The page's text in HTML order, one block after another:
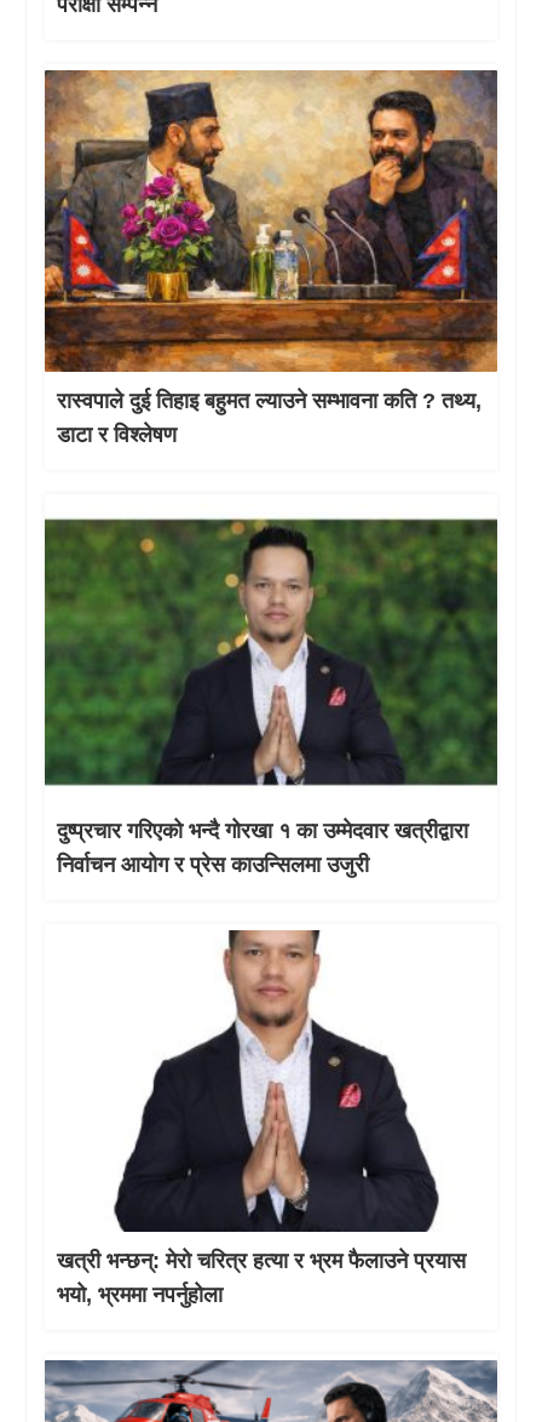
परीक्षा सम्पन्न
रास्वपाले दुई तिहाइ बहुमत ल्याउने सम्भावना कति ? तथ्य,
डाटा र विश्लेषण
दुष्प्रचार गरिएको भन्दै गोरखा १ का उम्मेदवार खत्रीद्वारा
निर्वाचन आयोग र प्रेस काउन्सिलमा उजुरी
खत्री भन्छन्: मेरो चरित्र हत्या र भ्रम फैलाउने प्रयास
भयो, भ्रममा नपर्नुहोला